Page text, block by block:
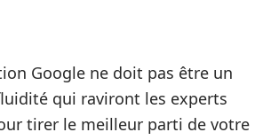
Google ne doit pas être un
qui raviront les experts
tirer le meilleur parti de votre